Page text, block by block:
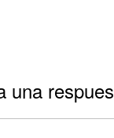
una